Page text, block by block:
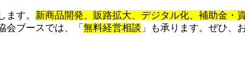
す。 新商品開発、販路拡大、デジタル化、補助金・
会ブースでは、「 無料経営相談 」も承ります。ぜひ、